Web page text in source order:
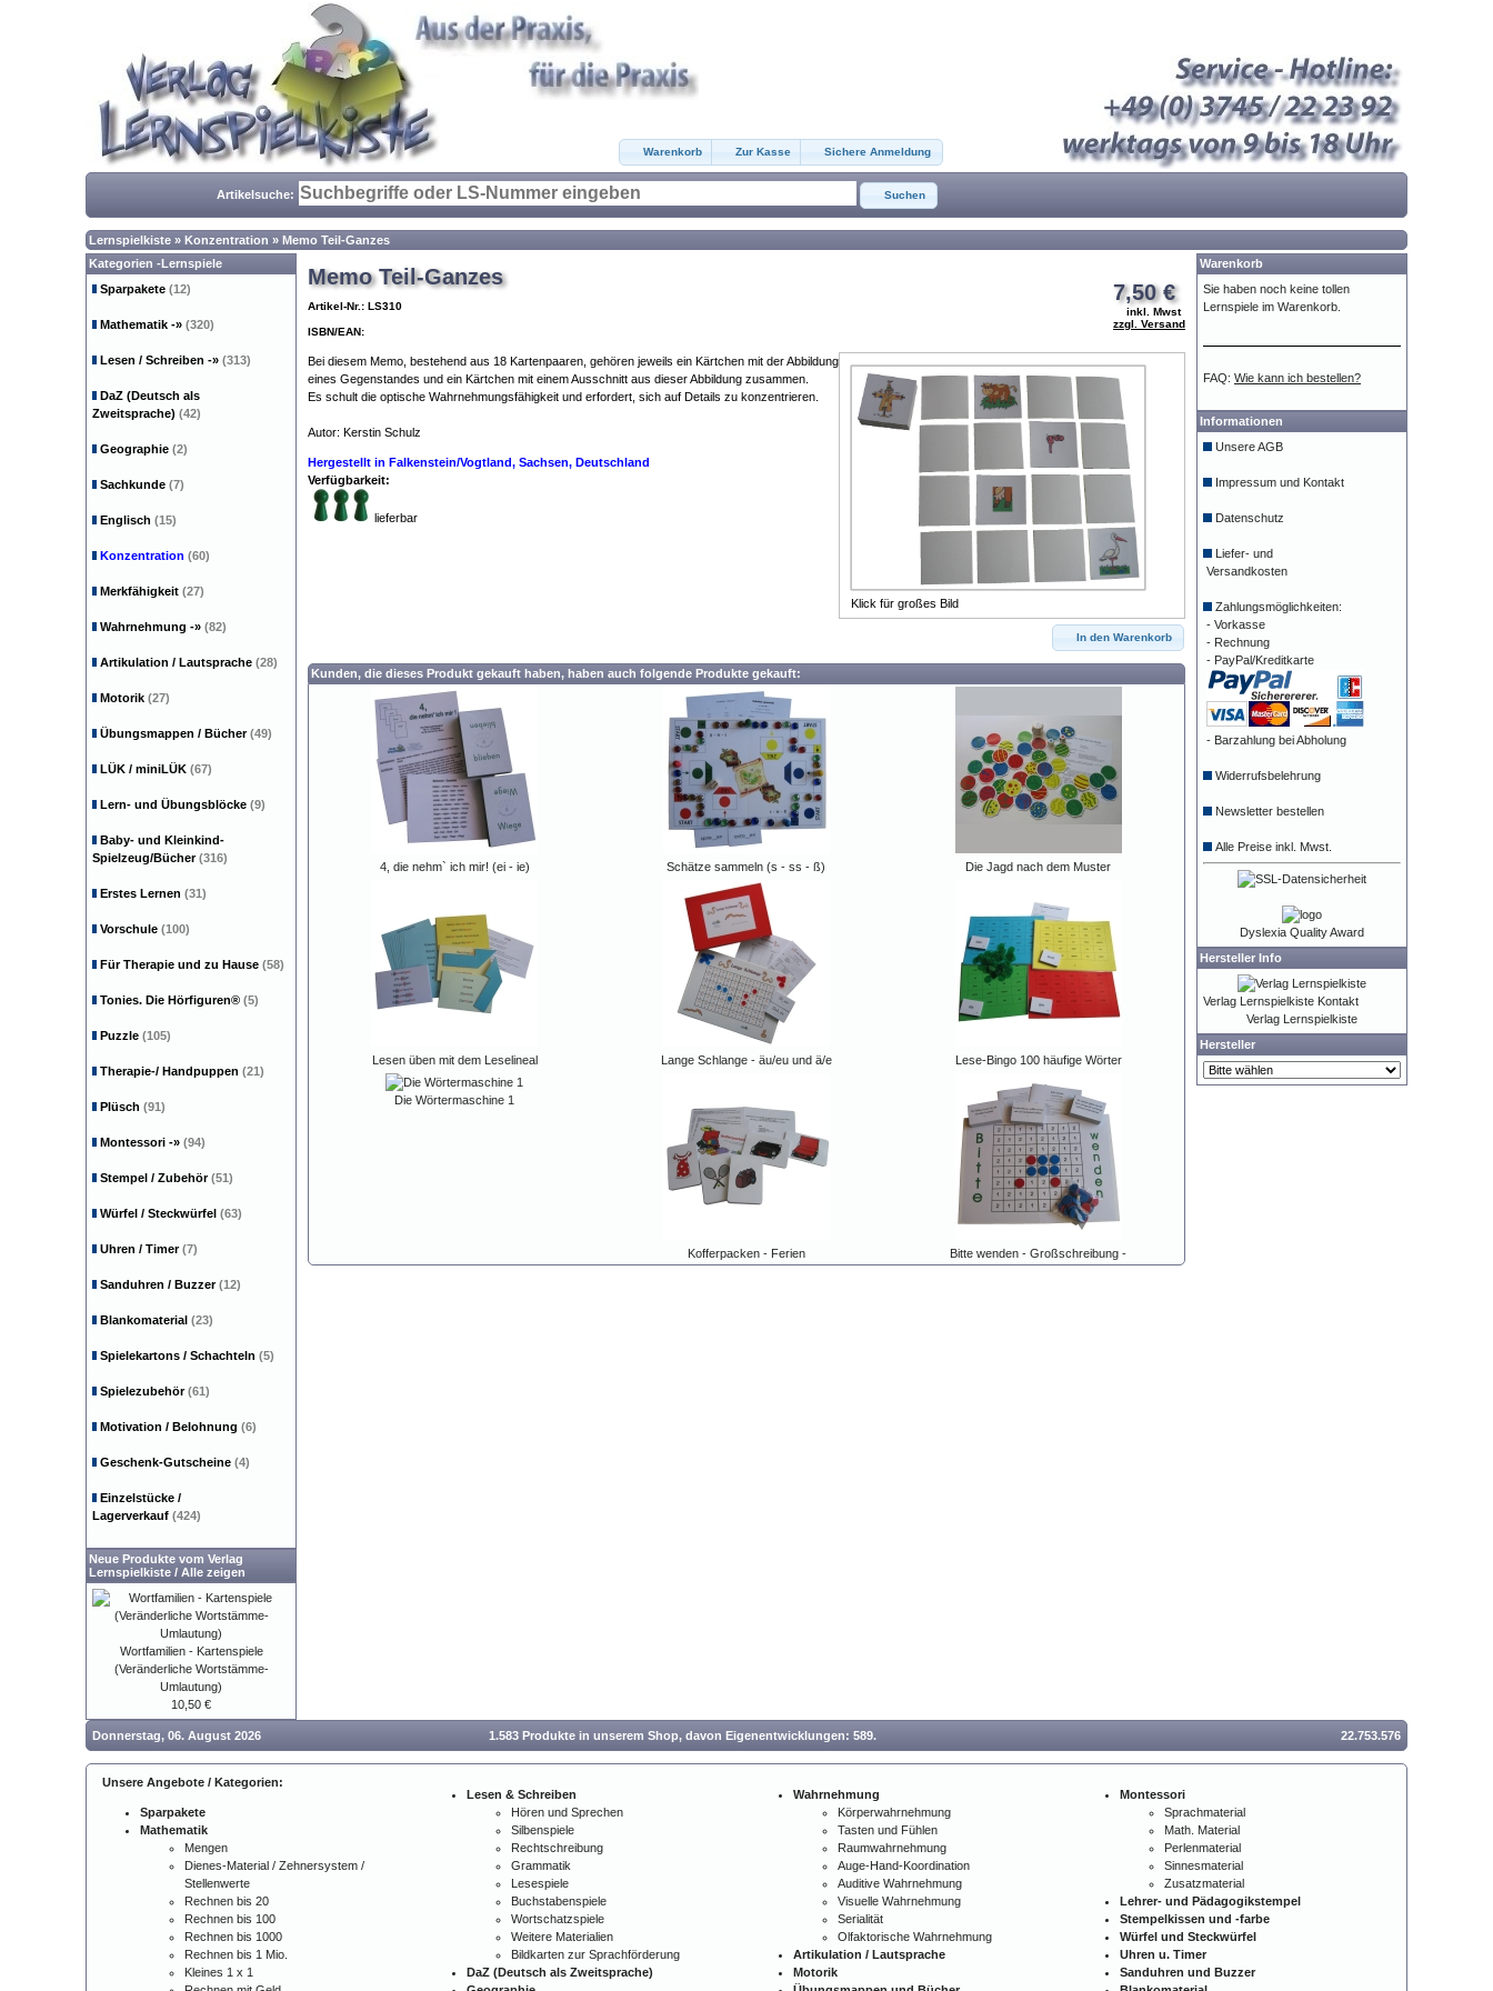
Warenkorb Zur Kasse Sichere Anmeldung
Artikelsuche: Suchen
Lernspielkiste » Konzentration » Memo Teil-Ganzes
7,50 €
inkl. Mwst
zzgl. Versand
Memo Teil-Ganzes
Artikel-Nr.: LS310
ISBN/EAN:
Klick für großes Bild
Bei diesem Memo, bestehend aus 18 Kartenpaaren, gehören jeweils ein Kärtchen mit der Abbildung
eines Gegenstandes und ein Kärtchen mit einem Ausschnitt aus dieser Abbildung zusammen.
Es schult die optische Wahrnehmungsfähigkeit und erfordert, sich auf Details zu konzentrieren.
Autor: Kerstin Schulz
Hergestellt in Falkenstein/Vogtland, Sachsen, Deutschland
Verfügbarkeit:
lieferbar
In den Warenkorb
Kunden, die dieses Produkt gekauft haben, haben auch folgende Produkte gekauft:
4, die nehm` ich mir! (ei - ie) Schätze sammeln (s - ss - ß) Die Jagd nach dem Muster
Lesen üben mit dem Leselineal Lange Schlange - äu/eu und ä/e Lese-Bingo 100 häufige Wörter
Die Wörtermaschine 1
Kofferpacken - Ferien Bitte wenden - Großschreibung -
Kategorien -Lernspiele
Sparpakete (12)
Mathematik -» (320)
Lesen / Schreiben -» (313)
DaZ (Deutsch als
Zweitsprache) (42)
Geographie (2)
Sachkunde (7)
Englisch (15)
Konzentration (60)
Merkfähigkeit (27)
Wahrnehmung -» (82)
Artikulation / Lautsprache (28)
Motorik (27)
Übungsmappen / Bücher(49)
LÜK / miniLÜK (67)
Lern- und Übungsblöcke (9)
Baby- und Kleinkind-
Spielzeug/Bücher(316)
Erstes Lernen (31)
Vorschule (100)
Für Therapie und zu Hause (58)
Tonies. Die Hörfiguren® (5)
Puzzle (105)
Therapie-/ Handpuppen (21)
Plüsch (91)
Montessori -» (94)
Stempel / Zubehör(51)
Würfel / Steckwürfel (63)
Uhren / Timer(7)
Sanduhren / Buzzer(12)
Blankomaterial (23)
Spielekartons / Schachteln (5)
Spielezubehör(61)
Motivation / Belohnung (6)
Geschenk-Gutscheine (4)
Einzelstücke /
Lagerverkauf (424)
Neue Produkte vom Verlag
Lernspielkiste / Alle zeigen
Wortfamilien - Kartenspiele
(Veränderliche Wortstämme-
Umlautung)
10,50 €
Warenkorb
Sie haben noch keine tollen
Lernspiele im Warenkorb.
FAQ: Wie kann ich bestellen?
Informationen
Unsere AGB
Impressum und Kontakt
Datenschutz
Liefer- und
Versandkosten
Zahlungsmöglichkeiten:
- Vorkasse
- Rechnung
- PayPal/Kreditkarte
- Barzahlung bei Abholung
Widerrufsbelehrung
Newsletter bestellen
Alle Preise inkl. Mwst.
Dyslexia Quality Award
Hersteller Info
Verlag Lernspielkiste Kontakt
Verlag Lernspielkiste
Hersteller
Donnerstag, 06. August 2026 1.583 Produkte in unserem Shop, davon Eigenentwicklungen: 589. 22.753.576
Unsere Angebote / Kategorien:
Sparpakete
Mathematik
Mengen
Dienes-Material / Zehnersystem /
Stellenwerte
Rechnen bis 20
Rechnen bis 100
Rechnen bis 1000
Rechnen bis 1 Mio.
Kleines 1 x 1
Lesen & Schreiben
Hören und Sprechen
Silbenspiele
Rechtschreibung
Grammatik
Lesespiele
Buchstabenspiele
Wortschatzspiele
Weitere Materialien
Bildkarten zur Sprachförderung
DaZ (Deutsch als Zweitsprache)
Wahrnehmung
Körperwahrnehmung
Tasten und Fühlen
Raumwahrnehmung
Auge-Hand-Koordination
Auditive Wahrnehmung
Visuelle Wahrnehmung
Serialität
Olfaktorische Wahrnehmung
Artikulation / Lautsprache
Motorik
Montessori
Sprachmaterial
Math. Material
Perlenmaterial
Sinnesmaterial
Zusatzmaterial
Lehrer- und Pädagogikstempel
Stempelkissen und -farbe
Würfel und Steckwürfel
Uhren u. Timer
Sanduhren und Buzzer